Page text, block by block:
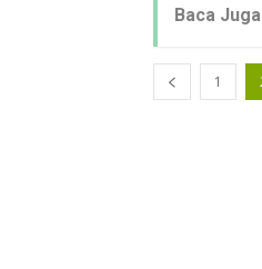
Baca
1